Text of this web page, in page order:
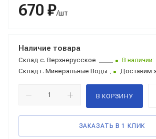
670 ₽/шт
Наличие товара
Склад с. Верхнерусское
В наличии:
Склад г. Минеральные Воды Доставим
В КОРЗИНУ
ЗАКАЗАТЬ В 1 КЛИК